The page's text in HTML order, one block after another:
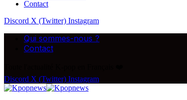
Contact
Discord X (Twitter) Instagram
Qui sommes-nous ?
Contact
Discord X (Twitter) Instagram